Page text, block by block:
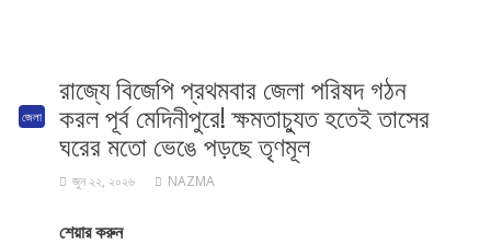
জেলা
রাজ্যে বিজেপি প্রথমবার জেলা পরিষদ গঠন
করল পূর্ব মেদিনীপুরে! ক্ষমতাচ্যুত হতেই তাসের
ঘরের মতো ভেঙে পড়ছে তৃণমূল
জুন ২২, ২০২৬ NAZMA
শেয়ার করুন